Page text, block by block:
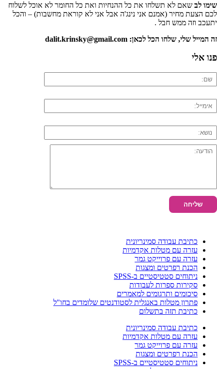
שימו לב שאם לא תשלחו את כל ההנחיות ואת כל החומר לא אוכל לשלוח
לכם הצעת מחיר (אמנם אני נינג'ה אבל אני לא קוראת מחשבות) – והכל
יתעכב וזה ממש חבל .
זה המייל שלי, שלחו הכל לכאן: dalit.krinsky@gmail.com
פנו אלי
כתיבת עבודה סמינריונית
עזרה עם מטלות אקדמיות
עזרה עם פרוייקט גמר
הכנת רפרטים ומצגות
ניתוחים סטטיסטיים ב-SPSS
סקירות ספרות לעבודות
סיכומים ותרגומים למאמרים
פתרון מטלות באנגלית לסטודנטים שלומדים בחו"ל
כתיבת תזה בתשלום
כתיבת עבודה סמינריונית
עזרה עם מטלות אקדמיות
עזרה עם פרוייקט גמר
הכנת רפרטים ומצגות
ניתוחים סטטיסטיים ב-SPSS